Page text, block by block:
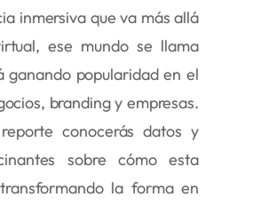
inmersiva que va más allá
ese mundo se llama
ganando popularidad en el
branding y empresas.
conocerás datos y
sobre cómo esta
la forma en